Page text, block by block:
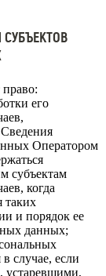
его
Оператором
субъектам
когда
таких
и порядок ее
данных;
случае, если
устаревшими,